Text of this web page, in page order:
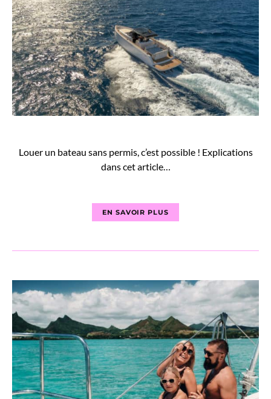
Louer un bateau sans permis, c’est possible ! Explications
dans cet article…
EN SAVOIR PLUS